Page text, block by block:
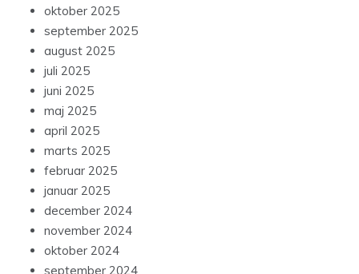
oktober 2025
september 2025
august 2025
juli 2025
juni 2025
maj 2025
april 2025
marts 2025
februar 2025
januar 2025
december 2024
november 2024
oktober 2024
september 2024